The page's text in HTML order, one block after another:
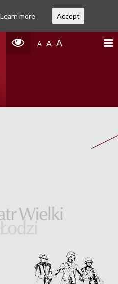
A A A
Learn more Accept